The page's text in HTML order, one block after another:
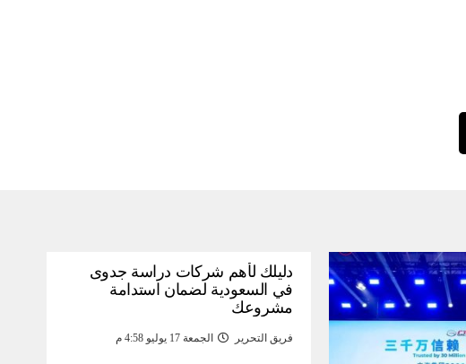
دليلك لأهم شركات دراسة جدوى
في السعودية لضمان استدامة
مشروعك
فريق التحرير الجمعة 17 يوليو 4:58 م